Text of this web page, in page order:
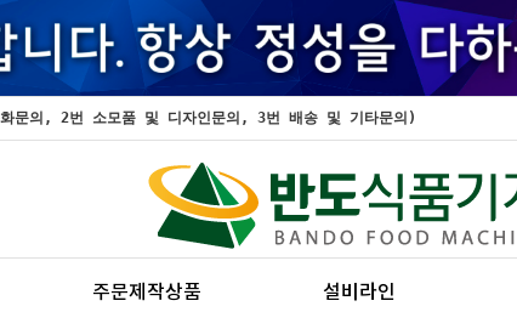
문의, 2번 소모품 및 디자인문의, 3번 배송 및 기타문의)
주문제작상품 설비라인